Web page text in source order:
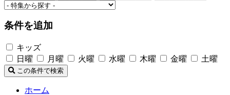
条件を追加
キッズ
日曜
月曜 火曜 水曜 木曜 金曜 土曜
この条件で検索
ホーム